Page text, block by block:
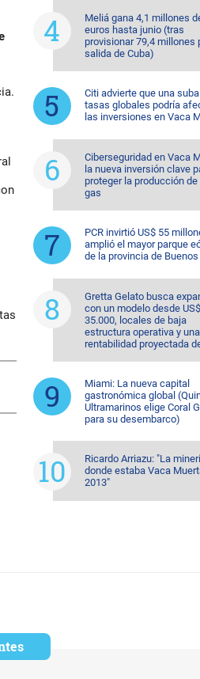
Meliá gana 4,1 millones
euros hasta junio (tras
provisionar 79,4 millones
salida de Cuba)
Citi advierte que una
tasas globales podría
las inversiones en Vaca
Ciberseguridad en Vaca
la nueva inversión clave
proteger la producción de
gas
PCR invirtió US$ 55
amplió el mayor parque
de la provincia de Buenos
Gretta Gelato busca
con un modelo desde US$
35.000, locales de baja
estructura operativa y una
rentabilidad proyectada
Miami: La nueva capital
gastronómica global
Ultramarinos elige Coral
para su desembarco)
Ricardo Arriazu: "La
donde estaba Vaca
2013"